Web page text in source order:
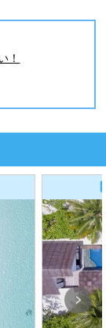
！